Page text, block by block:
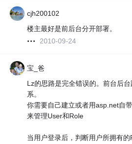
cjh200102
楼主最好是前后台分开部署。
2010-09-24
宝_爸
Lz的思路是完全错误的。前台后
系。
你需要自己建立或者用asp.net自
来管理User和Role
当用户登录后，判断用户所拥有